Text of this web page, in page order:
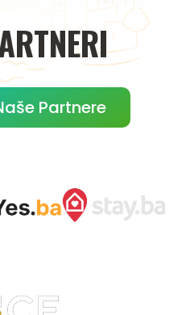
Partnere